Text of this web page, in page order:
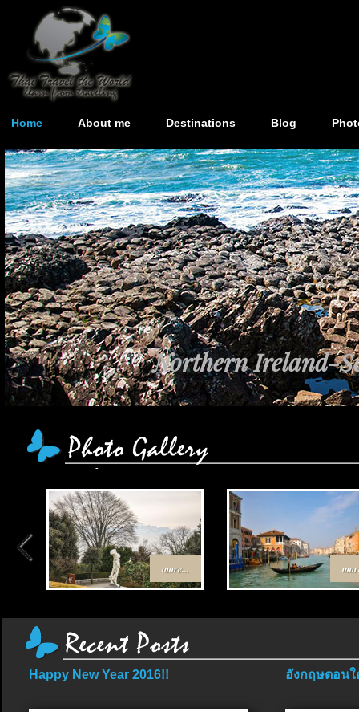
Home About me Destinations Blog
Northern Ireland-
more...
Happy New Year 2016!! อังกฤษตอนใ